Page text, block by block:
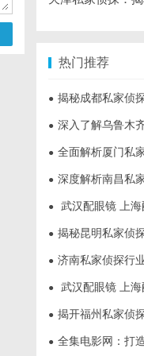
热门推荐
● 揭秘成都私家侦
● 深入了解乌鲁木齐私
● 全面解析厦门私家
● 深度解析南昌私
● 武汉配眼镜 上
● 揭秘昆明私家侦探
● 济南私家侦探行业现
● 武汉配眼镜 上
● 揭开福州私家侦探行业
● 全集电影网：打造